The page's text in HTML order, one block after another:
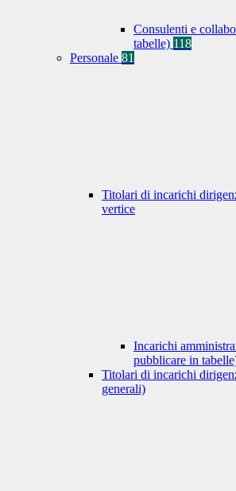
Consulenti e
tabelle) 118
Personale 81
Titolari di incarichi
vertice
Incarichi
pubblicare in
Titolari di incarichi
generali)